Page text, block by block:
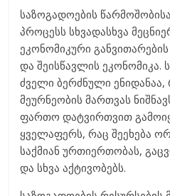
საზოგადოების
პროცესს სხვადასხვა
ეკონომიკური
და შეისწავლის ეკონომიკა.
ძველი ბერძნული ენიდანაა,
მეურნეობის მართვას
ფართო დატვირთვით
ყველაფერს, რაც შეეხება
საქმიან ურთიერთობას,
და სხვა აქტივობებს.